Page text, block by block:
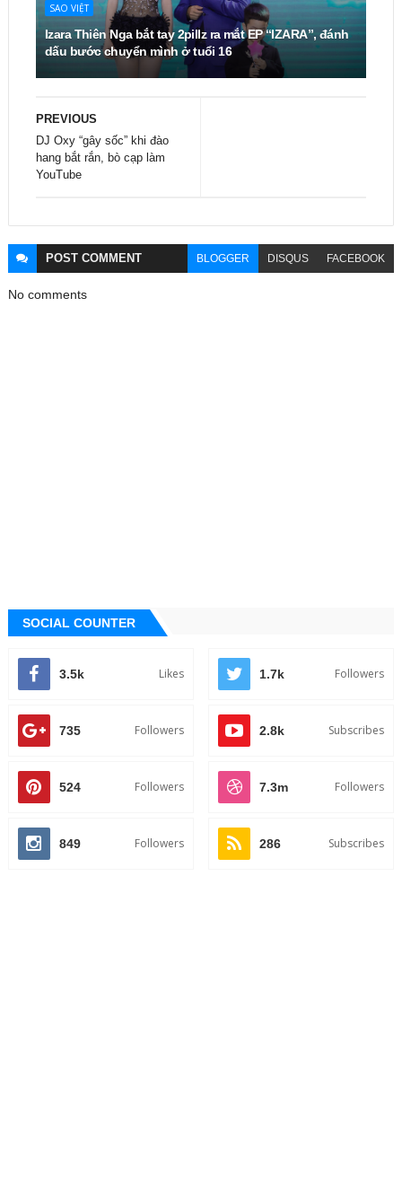
SAO VIỆT
Izara Thiên Nga bắt tay 2pillz ra mắt EP “IZARA”, đánh
dấu bước chuyển mình ở tuổi 16
PREVIOUS
DJ Oxy “gây sốc” khi đào
hang bắt rắn, bò cạp làm
YouTube
POST COMMENT BLOGGER DISQUS FACEBOOK
No comments
SOCIAL COUNTER
3.5k Likes 1.7k Followers
735 Followers 2.8k Subscribes
524 Followers 7.3m Followers
849 Followers 286 Subscribes